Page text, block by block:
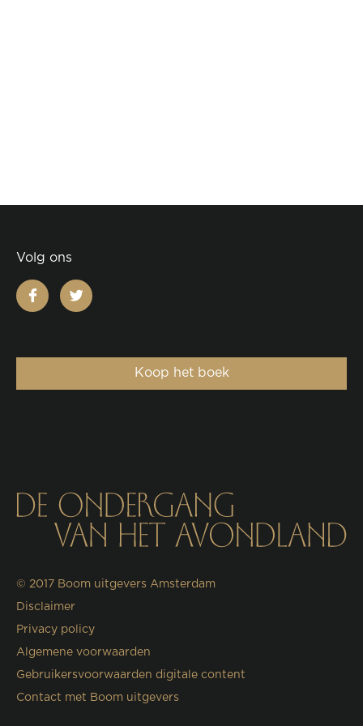
Volg ons
facebooktwitter
Koop het boek
© 2017 Boom uitgevers Amsterdam
Disclaimer
Privacy policy
Algemene voorwaarden
Gebruikersvoorwaarden digitale content
Contact met Boom uitgevers